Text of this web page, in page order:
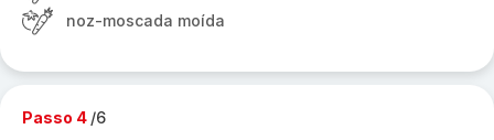
noz-moscada moída
Passo 4 /6